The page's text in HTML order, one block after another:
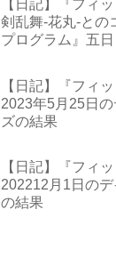
【日記】『フィ
剣乱舞-花丸-との
プログラム』五日
【日記】『フィ
2023年5月25日
ズの結果
【日記】『フィ
202212月1日の
の結果